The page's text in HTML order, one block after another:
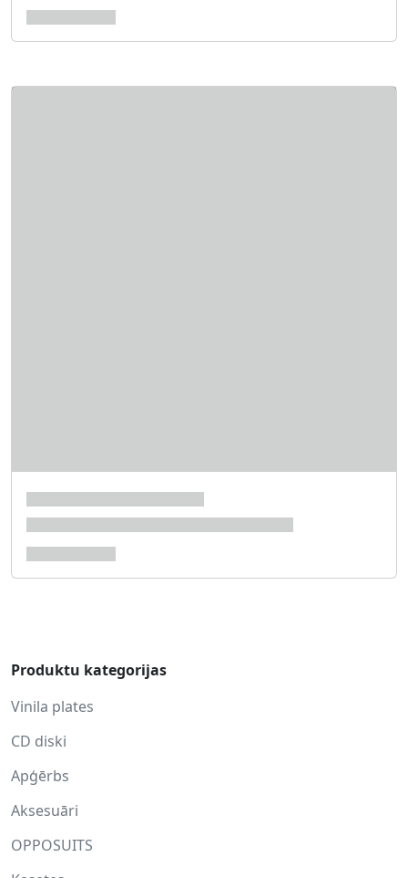
Produktu kategorijas
Vinila plates
CD diski
Apģērbs
Aksesuāri
OPPOSUITS